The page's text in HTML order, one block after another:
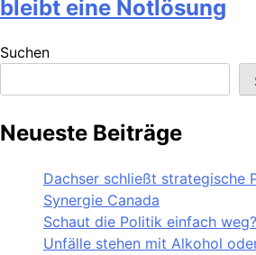
bleibt eine Notlösung
Suchen
Neueste Beiträge
Dachser schließt strategische
Synergie Canada
Schaut die Politik einfach
Unfälle stehen mit Alkohol